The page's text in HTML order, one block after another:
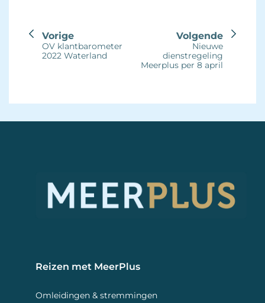
Vorige
OV klantbarometer
2022 Waterland
Volgende
Nieuwe
dienstregeling
Meerplus per 8 april
Reizen met MeerPlus
Omleidingen & stremmingen